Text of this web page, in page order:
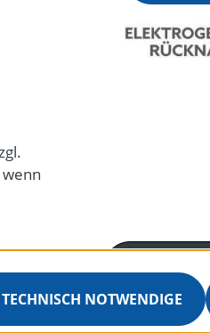
Servicezeiten
NOTWENDIGE